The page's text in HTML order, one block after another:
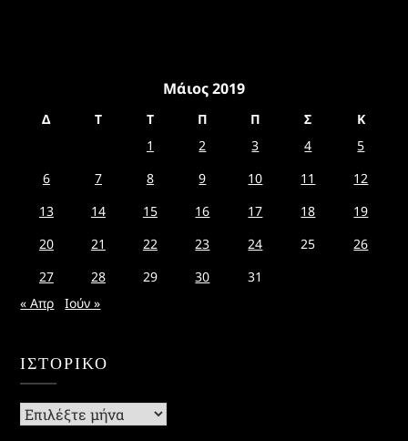
Μάιος 2019
Δ Τ Τ Π Π Σ
Κ
1
2 3 4
5
6
7 8 9 10 11
12
13
14 15 16 17 18
19
20
21 22 23 24 25
26
27
28 29 30
31
« Απρ
Ιούν »
ΙΣΤΟΡΙΚΌ
Ιστορικό